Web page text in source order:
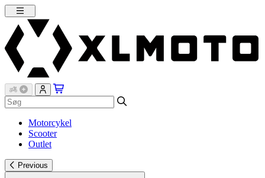
Motorcykel
Scooter
Outlet
Previous